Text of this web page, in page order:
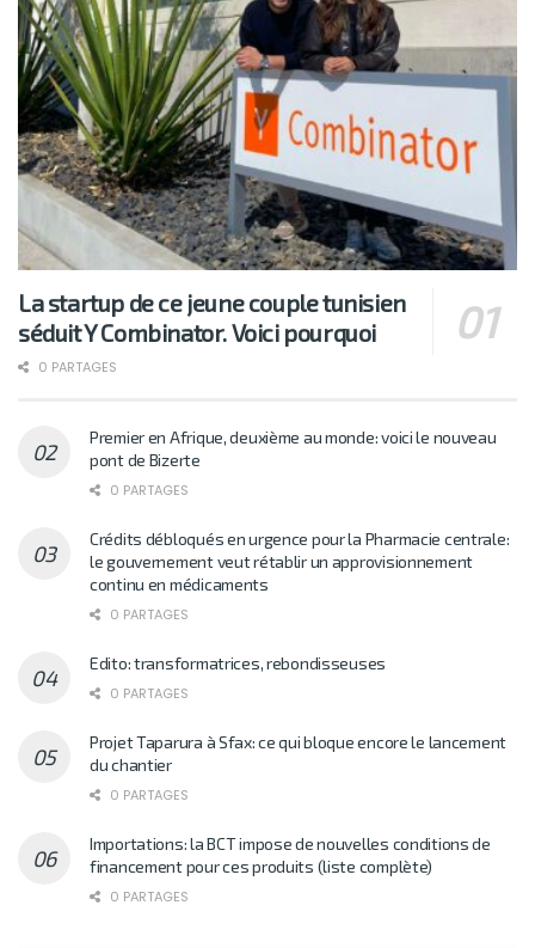
La startup de ce jeune couple tunisien
séduit Y Combinator. Voici pourquoi
0 PARTAGES
Premier en Afrique, deuxième au monde: voici le nouveau
pont de Bizerte
0 PARTAGES
Crédits débloqués en urgence pour la Pharmacie centrale:
le gouvernement veut rétablir un approvisionnement
continu en médicaments
0 PARTAGES
Edito: transformatrices, rebondisseuses
0 PARTAGES
Projet Taparura à Sfax: ce qui bloque encore le lancement
du chantier
0 PARTAGES
Importations: la BCT impose de nouvelles conditions de
financement pour ces produits (liste complète)
0 PARTAGES